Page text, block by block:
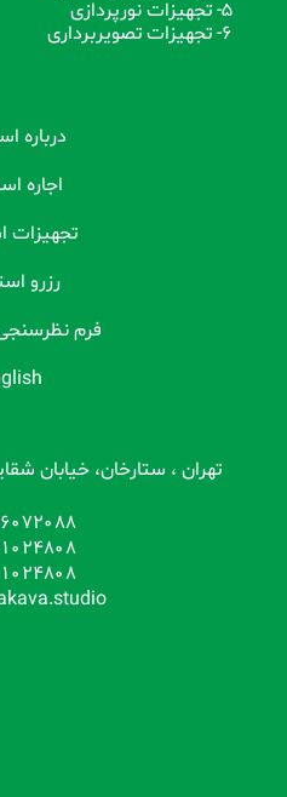
5- تجهیزات نورپردازی
6- تجهیزات تصویربرداری
درباره
اجاره
تجهیزات
رزرو
فرم
تهران ، ستارخان، خیابان